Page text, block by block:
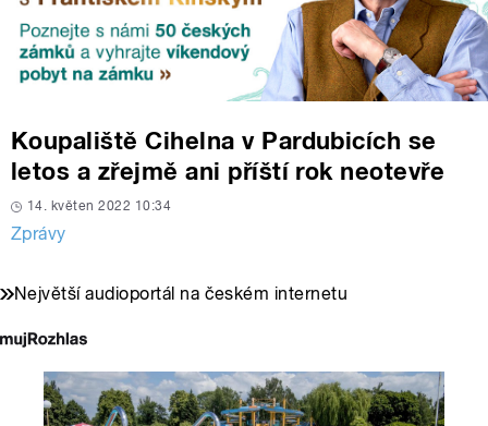
Koupaliště Cihelna v Pardubicích se
letos a zřejmě ani příští rok neotevře
14. květen 2022 10:34
Zprávy
Největší audioportál na českém internetu